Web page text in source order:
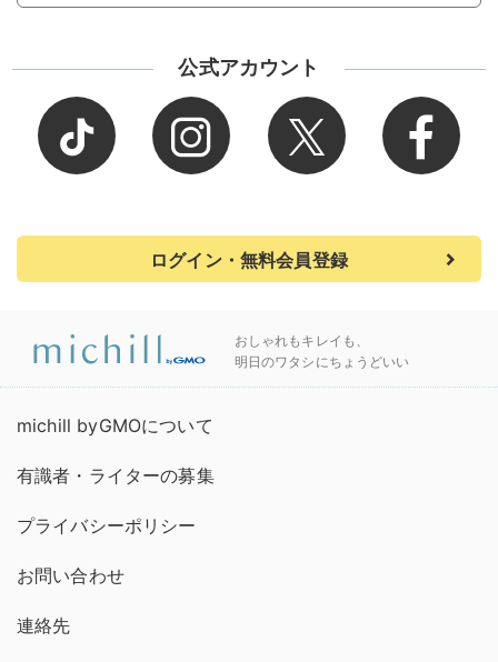
公式アカウント
ログイン・無料会員登録
おしゃれもキレイも、
明日のワタシにちょうどいい
michill byGMOについて
有識者・ライターの募集
プライバシーポリシー
お問い合わせ
連絡先